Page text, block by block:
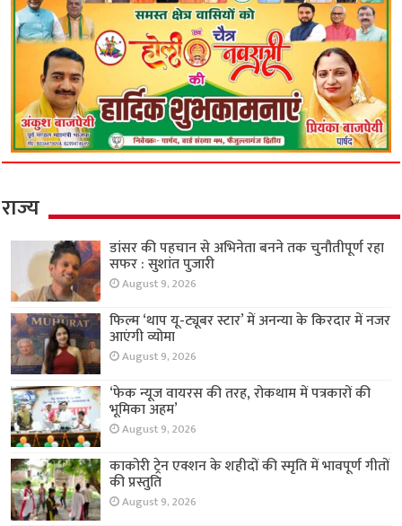
राज्य
डांसर की पहचान से अभिनेता बनने तक चुनौतीपूर्ण रहा
सफर : सुशांत पुजारी
August 9, 2026
फिल्म ‘थाप यू-ट्यूबर स्टार’ में अनन्या के किरदार में नजर
आएंगी व्योमा
August 9, 2026
‘फेक न्यूज वायरस की तरह, रोकथाम में पत्रकारों की
भूमिका अहम’
August 9, 2026
काकोरी ट्रेन एक्शन के शहीदों की स्मृति में भावपूर्ण गीतों
की प्रस्तुति
August 9, 2026